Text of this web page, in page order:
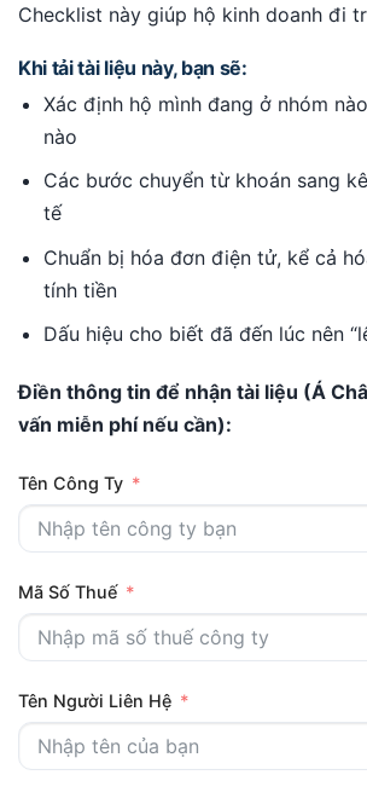
Checklist này giúp hộ kinh doanh đi
Khi tải tài liệu này, bạn sẽ:
Xác định hộ mình đang ở nhóm
nào
Các bước chuyển từ khoán sang
tế
Chuẩn bị hóa đơn điện tử, kể cả
tính tiền
Dấu hiệu cho biết đã đến lúc nên
Điền thông tin để nhận tài liệu (Á
vấn miễn phí nếu cần):
Tên Công Ty
Mã Số Thuế
Tên Người Liên Hệ